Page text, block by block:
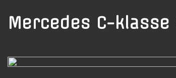
Mercedes C-klasse